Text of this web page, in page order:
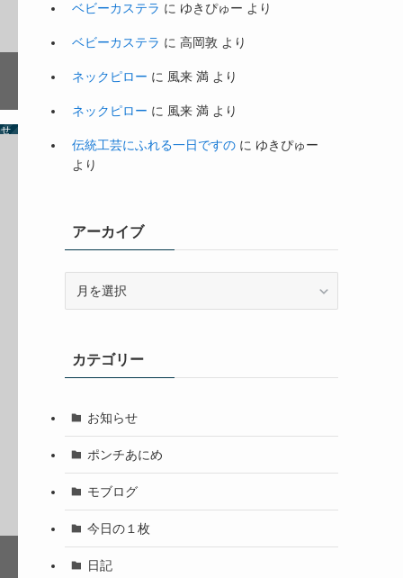
ベビーカステラ に ゆきぴゅー より
ベビーカステラ に 高岡敦 より
ネックピロー に 風来 満 より
ネックピロー に 風来 満 より
伝統工芸にふれる一日ですの に ゆきぴゅー
より
アーカイブ
ブカテゴリー
お知らせ
ポンチあにめ
モブログ
今日の１枚
日記